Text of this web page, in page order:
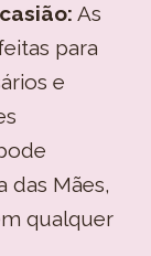
As
para
e
das Mães,
qualquer